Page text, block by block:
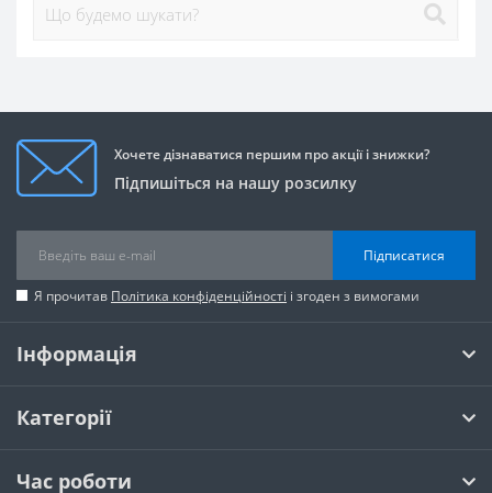
Хочете дізнаватися першим про акції і знижки?
Підпишіться на нашу розсилку
Підписатися
Я прочитав Політика конфіденційності і згоден з вимогами
Інформація
Категорії
Час роботи